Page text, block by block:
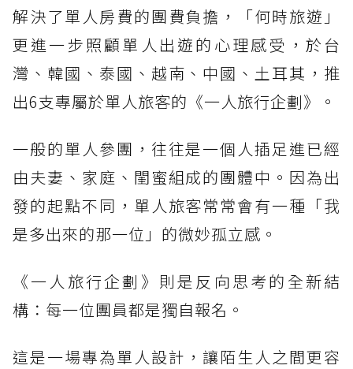
解決了單人房費的團費負擔，「何時旅遊」
更進一步照顧單人出遊的心理感受，於台
灣、韓國、泰國、越南、中國、土耳其，推
出6支專屬於單人旅客的《一人旅行企劃》。
一般的單人參團，往往是一個人插足進已經
由夫妻、家庭、閨蜜組成的團體中。因為出
發的起點不同，單人旅客常常會有一種「我
是多出來的那一位」的微妙孤立感。
《一人旅行企劃》則是反向思考的全新結
構：每一位團員都是獨自報名。
這是一場專為單人設計，讓陌生人之間更容